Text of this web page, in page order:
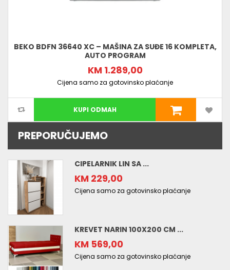
BEKO BDFN 36640 XC – MAŠINA ZA SUĐE 16 KOMPLETA,
AUTO PROGRAM
KM 1.289,00
Cijena samo za gotovinsko plaćanje
KUPI ODMAH
PREPORUČUJEMO
CIPELARNIK LIN SA ...
KM 229,00
Cijena samo za gotovinsko plaćanje
KREVET NARIN 100X200 CM ...
KM 569,00
Cijena samo za gotovinsko plaćanje